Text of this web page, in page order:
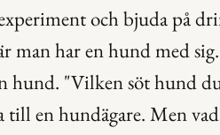
och bjuda på
man har en hund med
hund. "Vilken söt hund
en hundägare. Men